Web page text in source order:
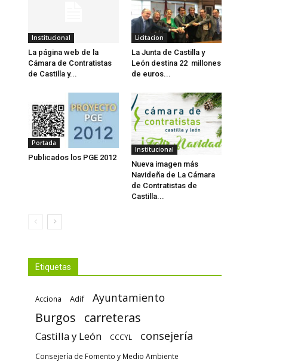
Institucional
La página web de la
Cámara de Contratistas
de Castilla y...
Licitacion
La Junta de Castilla y
León destina 22 millones
de euros...
Portada
Publicados los PGE 2012
Institucional
Nueva imagen más
Navideña de La Cámara
de Contratistas de
Castilla...
Etiquetas
Acciona Adif Ayuntamiento
Burgos carreteras
Castilla y León CCCYL consejería
Consejería de Fomento y Medio Ambiente